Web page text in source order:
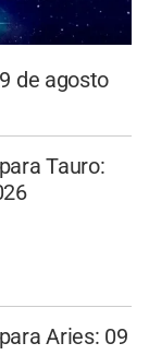
de agosto
Tauro:
Aries: 09